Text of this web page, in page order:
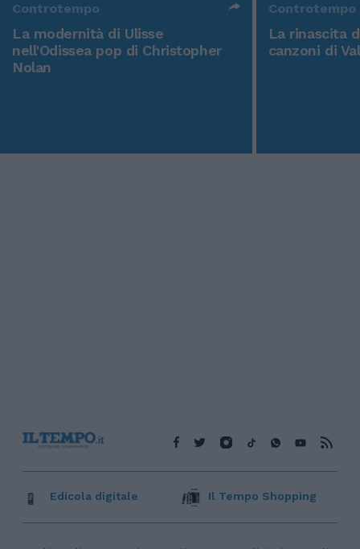
Controtempo
La modernità di Ulisse
nell'Odissea pop di Christopher
Nolan
Controtempo
La rinascita
canzoni di
Edicola digitale Il Tempo Shopping